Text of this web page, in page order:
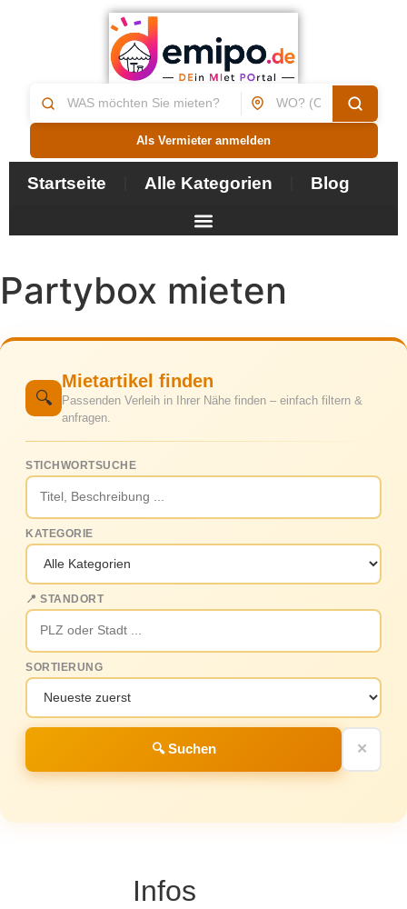
Als Vermieter anmelden
Startseite Alle Kategorien Blog
Partybox mieten
🔍
Mietartikel finden
Passenden Verleih in Ihrer Nähe finden – einfach filtern &
anfragen.
STICHWORTSUCHE
KATEGORIE
📍 STANDORT
SORTIERUNG
🔍 Suchen ✕
Infos